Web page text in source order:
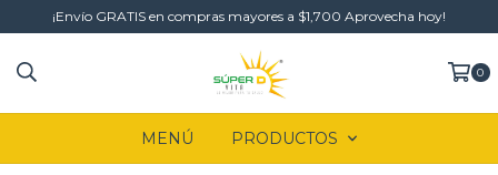
¡Envío GRATIS en compras mayores a $1,700 Aprovecha hoy!
0
MENÚ PRODUCTOS